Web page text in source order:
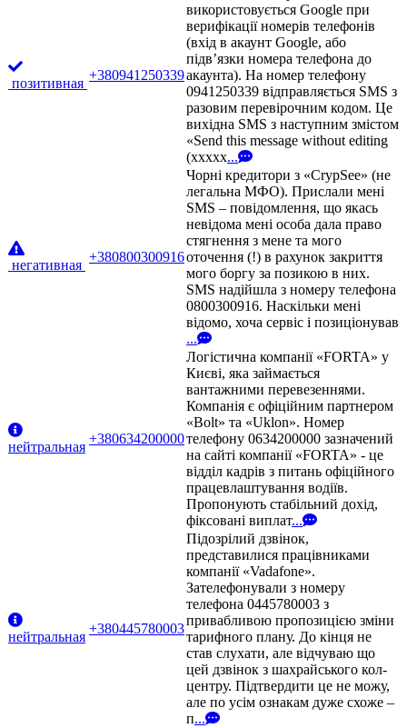
позитивная
+380941250339
використовується Google при
верифікації номерів телефонів
(вхід в акаунт Google, або
підв’язки номера телефона до
акаунта). На номер телефону
0941250339 відправляється SMS з
разовим перевірочним кодом. Це
вихідна SMS з наступним змістом
«Send this message without editing
(xxxxx...
негативная
+380800300916
Чорні кредитори з «CrypSee» (не
легальна МФО). Прислали мені
SMS – повідомлення, що якась
невідома мені особа дала право
стягнення з мене та мого
оточення (!) в рахунок закриття
мого боргу за позикою в них.
SMS надійшла з номеру телефона
0800300916. Наскільки мені
відомо, хоча сервіс і позиціонував
...
нейтральная
+380634200000
Логістична компанії «FORTA» у
Києві, яка займається
вантажними перевезеннями.
Компанія є офіційним партнером
«Bolt» та «Uklon». Номер
телефону 0634200000 зазначений
на сайті компанії «FORTA» - це
відділ кадрів з питань офіційного
працевлаштування водіїв.
Пропонують стабільний дохід,
фіксовані виплат...
нейтральная
+380445780003
Підозрілий дзвінок,
представилися працівниками
компанії «Vadafone».
Зателефонували з номеру
телефона 0445780003 з
привабливою пропозицією зміни
тарифного плану. До кінця не
став слухати, але відчуваю що
цей дзвінок з шахрайського кол-
центру. Підтвердити це не можу,
але по усім ознакам дуже схоже –
п...